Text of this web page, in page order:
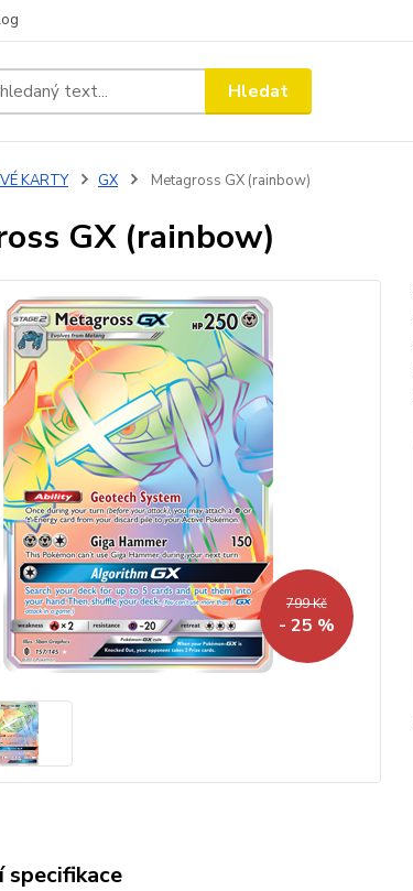
Hledat
KARTY GX Metagross GX (rainbow)
GX (rainbow)
799 Kč
- 25 %
specifikace